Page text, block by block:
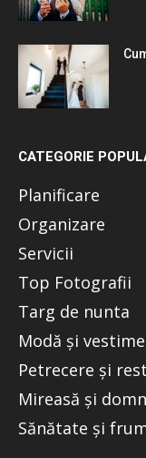
CATEGORIE
Planificare
Organizare
Servicii
Top Fotografii
Targ de nunta
Modă și
Petrecere și
Mireasă și
Sănătate și